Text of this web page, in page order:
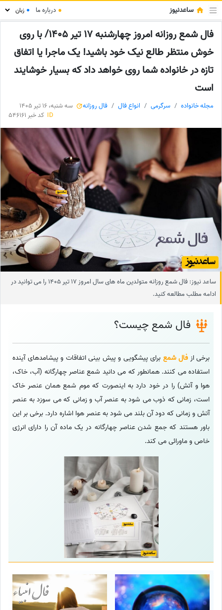
ساعدنیوز ● درباره ما ●
فال شمع روزانه امروز چهارشنبه 17 تیر 1405/ با روی
خوش منتظر طالع نیک خود باشید! یک ماجرا یا اتفاق
تازه در خانواده شما روی خواهد داد که بسیار خوشایند
است
مجله خانواده سرگرمی انواع فال فال روزانه
سه شنبه، 16 تیر 1405
ID کد خبر 546161
ساعد نیوز: فال شمع روزانه متولدین ماه های سال امروز 17 تیر 1405 را می توانید در
ادامه مطلب مطالعه کنید.
فال شمع چیست؟
برخی ازفال شمع برای پیشگویی و پیش بینی اتفاقات و پیشامدهای آینده
استفاده می کنند. همانطور که می دانید شمع عناصر چهارگانه (آب، خاک،
هوا و آتش) را در خود دارد به اینصورت که موم شمع همان عنصر خاک
است، زمانی که ذوب می شود به عنصر آب و زمانی که می سوزد به عنصر
آتش و زمانی که دود آن بلند می شود به عنصر هوا اشاره دارد. برخی بر این
باور هستند که جمع شدن عناصر چهارگانه در یک ماده آن را دارای انرژی
خاص و ماورائی می کند.